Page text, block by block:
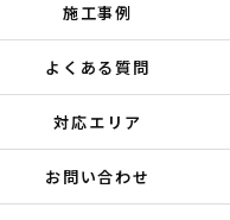
施工事例
よくある質問
対応エリア
お問い合わせ